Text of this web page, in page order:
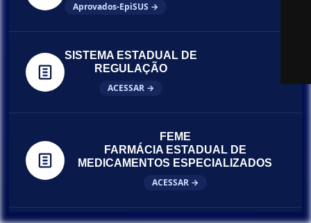
Aprovados-EpiSUS →
SISTEMA ESTADUAL DE
REGULAÇÃO
ACESSAR →
FEME
FARMÁCIA ESTADUAL DE
MEDICAMENTOS ESPECIALIZADOS
ACESSAR →